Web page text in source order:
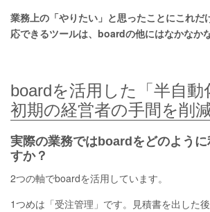
業務上の「やりたい」と思ったことにこれだ
応できるツールは、boardの他にはなかなか
boardを活用した「半自動
初期の経営者の手間を削
実際の業務ではboardをどのように
すか？
2つの軸でboardを活用しています。
1つめは「受注管理」です。見積書を出した